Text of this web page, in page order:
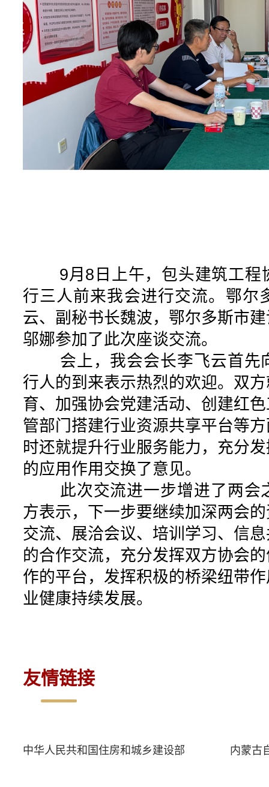
9月8日上午，包头建筑工程
行三人前来我会进行交流。鄂尔
云、副秘书长魏波，鄂尔多斯市
邬娜参加了此次座谈交流。
会上，我会会长李飞云首先
行人的到来表示热烈的欢迎。双
育、加强协会党建活动、创建红
管部门搭建行业资源共享平台等
时还就提升行业服务能力，充分
的应用作用交换了意见。
此次交流进一步增进了两会
方表示，下一步要继续加深两会
交流、展洽会议、培训学习、信
的合作交流，充分发挥双方协会
作的平台，发挥积极的桥梁纽带
业健康持续发展。
友情链接
中华人民共和国住房和城乡建设部 内蒙古